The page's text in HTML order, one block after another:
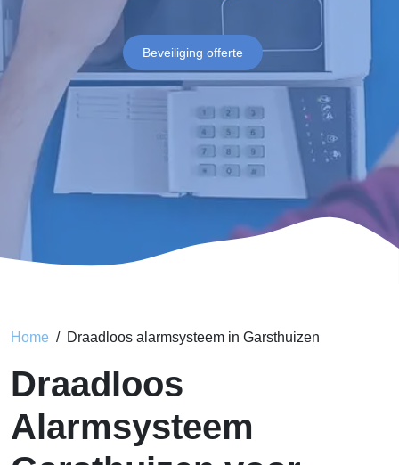
Beveiliging offerte
Home Draadloos alarmsysteem in Garsthuizen
Draadloos
Alarmsysteem